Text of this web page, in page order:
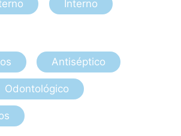
Interno
Antiséptico
Odontológico